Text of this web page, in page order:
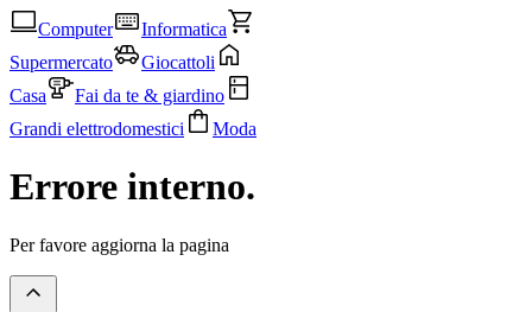
Computer
Informatica
Supermercato
Giocattoli
Casa
Fai da te & giardino
Grandi elettrodomestici
Moda
Errore interno.
Per favore aggiorna la pagina